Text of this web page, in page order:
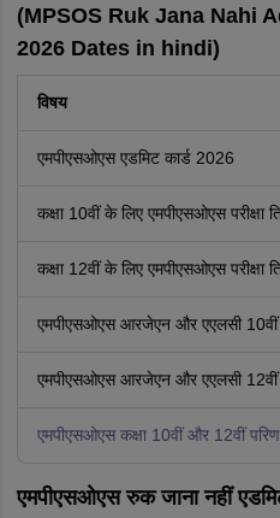
(MPSOS Ruk Jana Nahi
2026 Dates in hindi)
विषय
एमपीएसओएस एडमिट कार्ड 2026
कक्षा 10वीं के लिए एमपीएसओएस परीक्षा
कक्षा 12वीं के लिए एमपीएसओएस परीक्षा
एमपीएसओएस आरजेएन और एएलसी 10वीं
एमपीएसओएस आरजेएन और एएलसी 12वीं
एमपीएसओएस कक्षा 10वीं और 12वीं
एमपीएसओएस रुक जाना नहीं